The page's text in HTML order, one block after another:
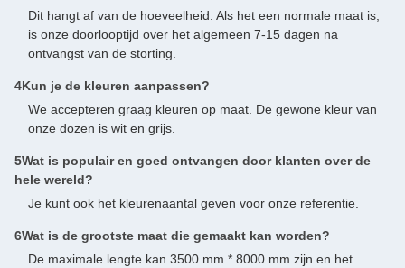
Dit hangt af van de hoeveelheid. Als het een normale maat is,
is onze doorlooptijd over het algemeen 7-15 dagen na
ontvangst van de storting.
4Kun je de kleuren aanpassen?
We accepteren graag kleuren op maat. De gewone kleur van
onze dozen is wit en grijs.
5Wat is populair en goed ontvangen door klanten over de
hele wereld?
Je kunt ook het kleurenaantal geven voor onze referentie.
6Wat is de grootste maat die gemaakt kan worden?
De maximale lengte kan 3500 mm * 8000 mm zijn en het